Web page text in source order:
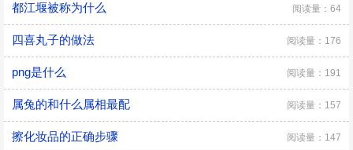
都江堰被称为什么 阅读量：64
四喜丸子的做法 阅读量：176
png是什么 阅读量：191
属兔的和什么属相最配 阅读量：157
擦化妆品的正确步骤 阅读量：147